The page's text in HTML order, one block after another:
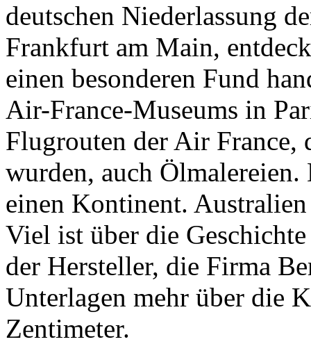
deutschen Niederlassung
Frankfurt am Main,
einen besonderen Fund
Air-France-Museums in
Flugrouten der Air France,
wurden, auch
einen Kontinent.
Viel ist über die
der Hersteller, die Firma
Unterlagen mehr über die
Zentimeter.